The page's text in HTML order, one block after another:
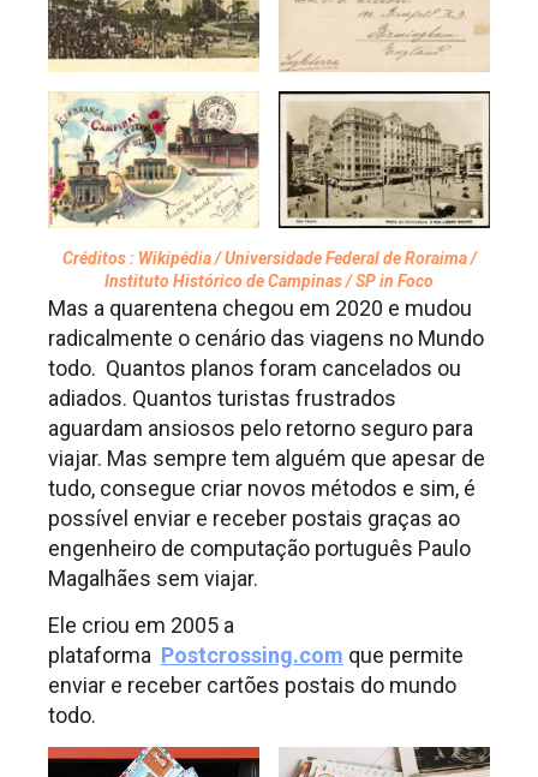
Créditos : Wikipédia / Universidade Federal de Roraima /
Instituto Histórico de Campinas / SP in Foco
Mas a quarentena chegou em 2020 e mudou
radicalmente o cenário das viagens no Mundo
todo. Quantos planos foram cancelados ou
adiados. Quantos turistas frustrados
aguardam ansiosos pelo retorno seguro para
viajar. Mas sempre tem alguém que apesar de
tudo, consegue criar novos métodos e sim, é
possível enviar e receber postais graças ao
engenheiro de computação português Paulo
Magalhães sem viajar.
Ele criou em 2005 a
plataforma Postcrossing.com que permite
enviar e receber cartões postais do mundo
todo.